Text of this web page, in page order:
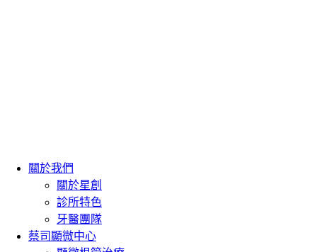
關於我們
關於星創
診所特色
牙醫團隊
蔡司顯微中心